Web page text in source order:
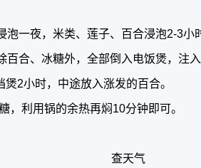
泡一夜，米类、莲子、百合浸泡2-3小
百合、冰糖外，全部倒入电饭煲，注
煲2小时，中途放入涨发的百合。
，利用锅的余热再焖10分钟即可。
查天气